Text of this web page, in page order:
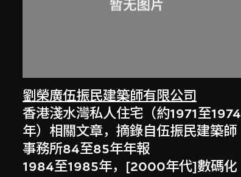
劉榮廣伍振民建築師有限公司
香港淺水灣私人住宅（約1971至1974
年）相關文章，摘錄自伍振民建築師
事務所84至85年年報
1984至1985年，[2000年代]數碼化